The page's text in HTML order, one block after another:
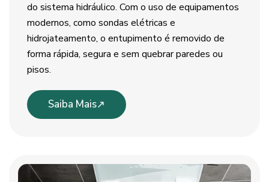
do sistema hidráulico. Com o uso de equipamentos
modernos, como sondas elétricas e
hidrojateamento, o entupimento é removido de
forma rápida, segura e sem quebrar paredes ou
pisos.
Saiba Mais